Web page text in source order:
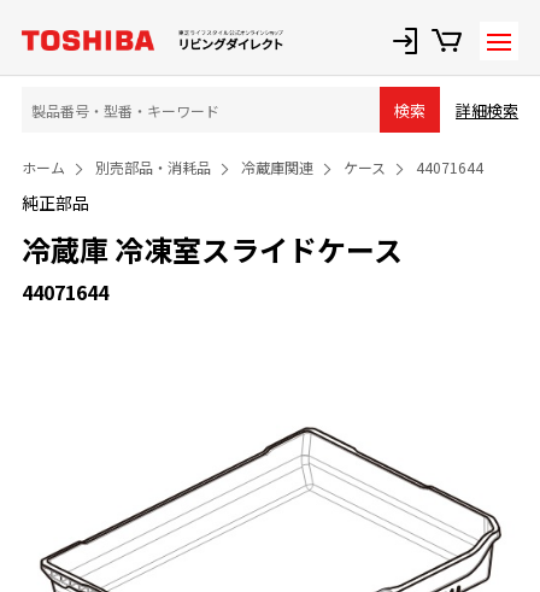
検索 詳細検索
ホーム 別売部品・消耗品 冷蔵庫関連 ケース 44071644
純正部品
冷蔵庫 冷凍室スライドケース
44071644